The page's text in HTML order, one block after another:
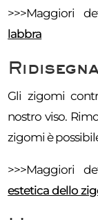
>>>Maggiori
labbra
Gli zigomi
nostro viso.
zigomi è
>>>Maggiori
estetica dello